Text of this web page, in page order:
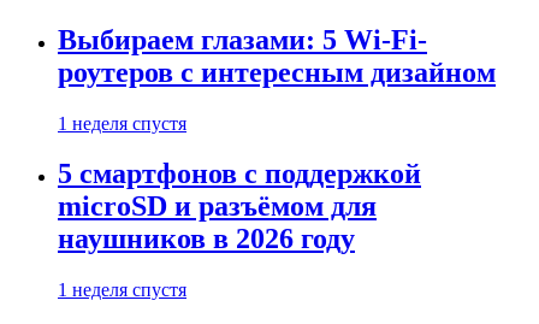
Выбираем глазами: 5 Wi-Fi-
роутеров с интересным дизайном
1 неделя спустя
5 смартфонов с поддержкой
microSD и разъёмом для
наушников в 2026 году
1 неделя спустя